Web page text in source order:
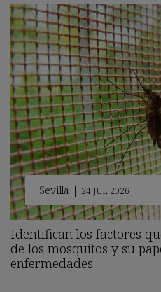
Sevilla | 24 JUL 2026
Identifican los factores
de los mosquitos y su
enfermedades